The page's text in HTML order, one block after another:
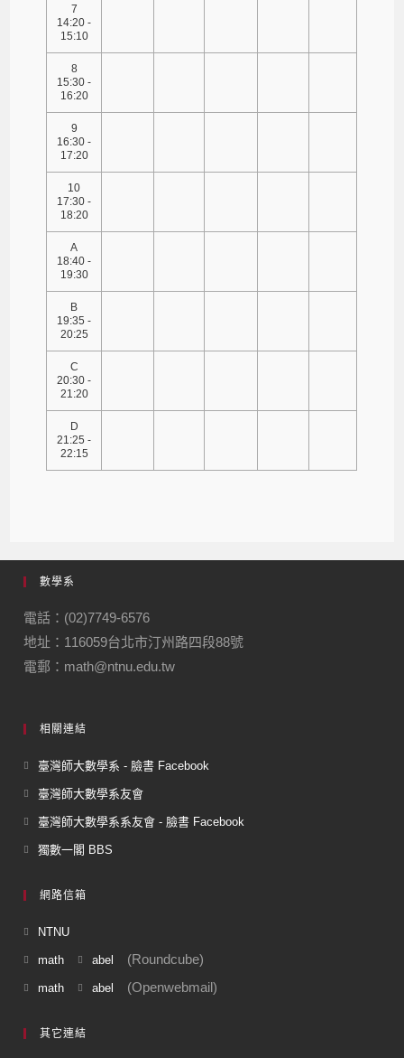
7
14:20 -
15:10
8
15:30 -
16:20
9
16:30 -
17:20
10
17:30 -
18:20
A
18:40 -
19:30
B
19:35 -
20:25
C
20:30 -
21:20
D
21:25 -
22:15
數學系
電話：(02)7749-6576
地址：116059台北市汀州路四段88號
電郵：math@ntnu.edu.tw
相關連結
臺灣師大數學系 - 臉書 Facebook
臺灣師大數學系友會
臺灣師大數學系系友會 - 臉書 Facebook
獨數一閣 BBS
網路信箱
NTNU
math abel (Roundcube)
math abel (Openwebmail)
其它連結